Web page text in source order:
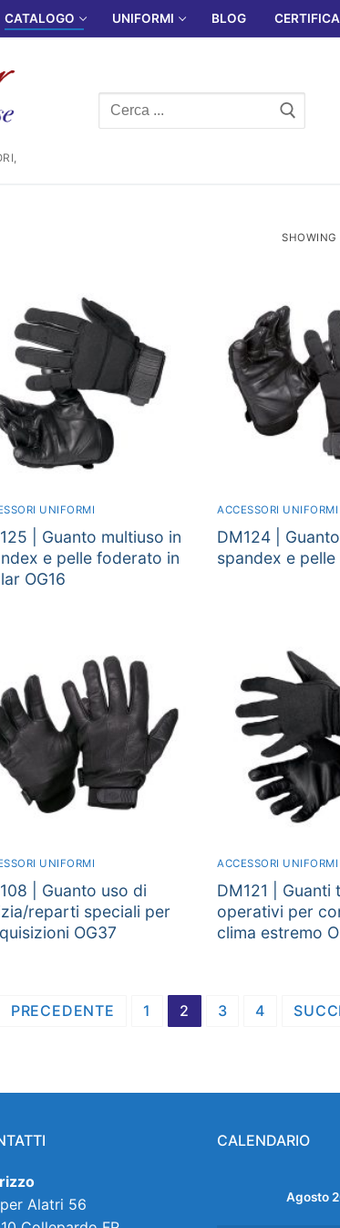
CATALOGO UNIFORMI BLOG
Cerca:
SHOWING
UNIFORMI
| Guanto multiuso in
e pelle foderato in
OG16
ACCESSORI UNIFORMI
DM124 |
spandex e pelle
UNIFORMI
| Guanto uso di
reparti speciali per
OG37
ACCESSORI UNIFORMI
DM121 | Guanti
operativi per
clima estremo
PRECEDENTE 1 2 3 4
Alatri 56
CALENDARIO
Agosto